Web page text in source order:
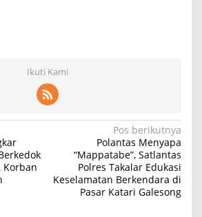
Ikuti Kami
Korban
Pos berikutnya
Polantas Menyapa
“Mappatabe”, Satlantas
Polres Takalar Edukasi
Keselamatan Berkendara di
Pasar Katari Galesong